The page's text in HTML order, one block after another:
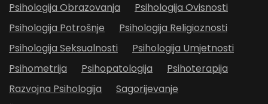
Psihologija Obrazovanja
Psihologija Ovisnosti
Psihologija Potrošnje
Psihologija Religioznosti
Psihologija Seksualnosti
Psihologija Umjetnosti
Psihometrija
Psihopatologija
Psihoterapija
Razvojna Psihologija
Sagorijevanje